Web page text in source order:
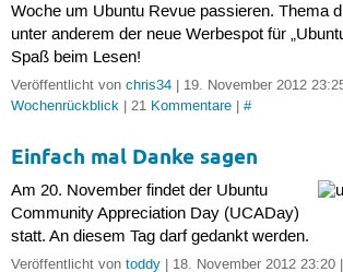
Woche um Ubuntu Revue passieren. Thema
unter anderem der neue Werbespot für
Spaß beim Lesen!
Veröffentlicht von chris34| 19. November 2012
Wochenrückblick| 21 Kommentare| #
Einfach mal Danke sagen
Am 20. November findet der Ubuntu
Community Appreciation Day (UCADay)
statt. An diesem Tag darf gedankt werden.
Veröffentlicht von toddy| 18. November 2012 23:20